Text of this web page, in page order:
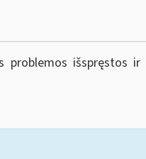
problemos išspręstos ir